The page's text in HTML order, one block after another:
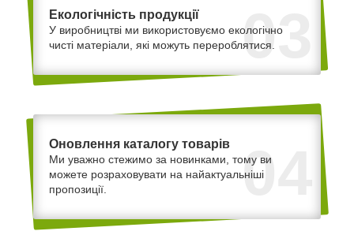
03
Екологічність продукції
У виробництві ми використовуємо екологічно
чисті матеріали, які можуть перероблятися.
04
Оновлення каталогу товарів
Ми уважно стежимо за новинками, тому ви
можете розраховувати на найактуальніші
пропозиції.